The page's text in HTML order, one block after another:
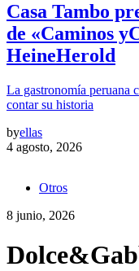
Casa Tambo
de «Caminos
HeineHerold
La gastronomía peruana
contar su historia
byellas
4 agosto, 2026
Otros
8 junio, 2026